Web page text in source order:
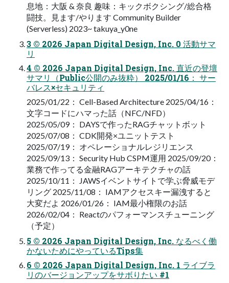
息地：大阪 & 奈良 趣味：キックボクシング/総合格
闘技。見ます/やります Community Builder
(Serverless) 2023~ takuya_y0ne
3 © 2026 Japan Digital Design, Inc. 0 活動サマ
リ
4 © 2026 Japan Digital Design, Inc. 直近の登壇
サマリ（Public公開のみ抜粋） 2025/01/16： サー
バレス×セキュリティ
2025/01/22： Cell-Based Architecture 2025/04/16：
文字コードにハマった話（NFC/NFD）
2025/05/09： DAYSで作ったRAGチャットボット
2025/07/08： CDK開発×ユニットテスト
2025/07/19： オペレーショナルレジリエンス
2025/09/13： Security Hub CSPM運用 2025/09/20：
業務で作ってる金融RAGアーキテクチャの話
2025/10/11： JAWSイベントサイトで学ぶ脅威モデ
リング 2025/11/08： IAMアクセスキー漏洩すると
大変だよ 2026/01/26： IAM最小権限のお話
2026/02/04： Reactのパフォーマンスチューニング
（予定）
5 © 2026 Japan Digital Design, Inc. なるべく働
かないためにやっているTips集
6 © 2026 Japan Digital Design, Inc. 1 ライブラ
リのバージョンアップをサボりたい #1